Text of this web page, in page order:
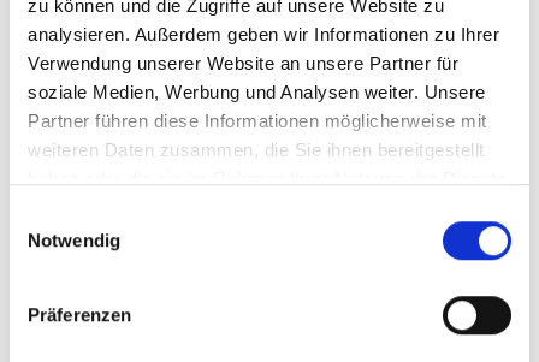
zu können und die Zugriffe auf unsere Website zu
analysieren. Außerdem geben wir Informationen zu Ihrer
Verwendung unserer Website an unsere Partner für
soziale Medien, Werbung und Analysen weiter. Unsere
Partner führen diese Informationen möglicherweise mit
weiteren Daten zusammen, die Sie ihnen bereitgestellt
Notwendig
Präferenzen
Ein Live mit vielen Zuschauern wirkt häufig:
vertrauenswürdiger
stärker etabliert
community-orientierter
professioneller
Besonders Business-Accounts profitieren
Instagram Live Zuschauer kaufen